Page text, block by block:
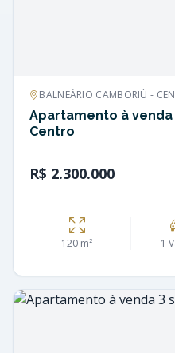
BALNEÁRIO CAMBORIÚ -
Apartamento à
Centro
R$ 2.300.000
120 m² 1